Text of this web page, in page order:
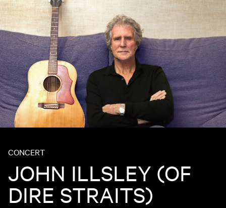
CONCERT
JOHN ILLSLEY (OF
DIRE STRAITS)